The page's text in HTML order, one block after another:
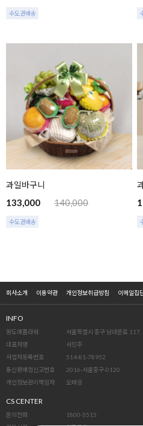
수도권배송
과일바구니
133,000 140,000
수도권배송
회사소개 이용약관 개인정보취급방침 이메일집
INFO
왕도매플라워
서울특별시 중구 남대문로
대표자명
서민주
사업자등록번호
514-81-78952
통신판매업신고번호
2016-서울중구-0120
개인정보관리책임자
오태응
CS CENTER
문의전화
1800-5515